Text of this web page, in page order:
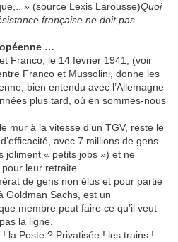
» (source Lexis Larousse)Quoi
française ne doit pas
…
Franco, le 14 février 1941, (voir
Franco et Mussolini, donne les
bien entendu avec l’Allemagne
plus tard, où en sommes-nous
mur à la vitesse d’un TGV, reste le
avec 7 millions de gens
joliment « petits jobs ») et ne
leur retraite.
de gens non élus et pour partie
Goldman Sachs, est un
membre peut faire ce qu’il veut
la ligne.
la Poste ? Privatisée ! les trains !